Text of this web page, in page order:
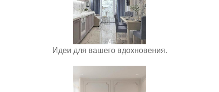
Идеи для вашего вдохновения.